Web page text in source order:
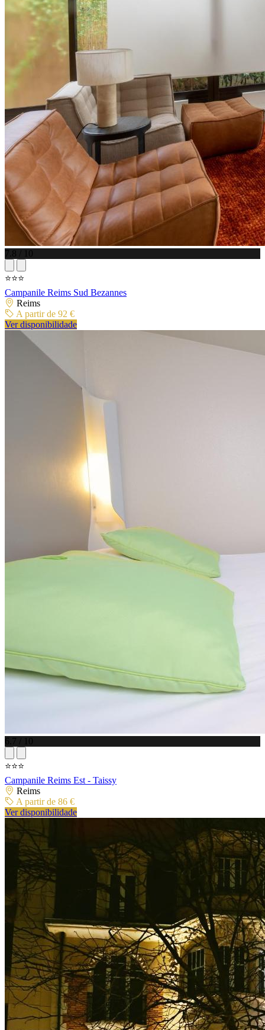
7.8 / 10
⭐⭐⭐
Campanile Reims Sud Bezannes
Reims
A partir de 92 €
Ver disponibilidade
6.7 / 10
⭐⭐⭐
Campanile Reims Est - Taissy
Reims
A partir de 86 €
Ver disponibilidade